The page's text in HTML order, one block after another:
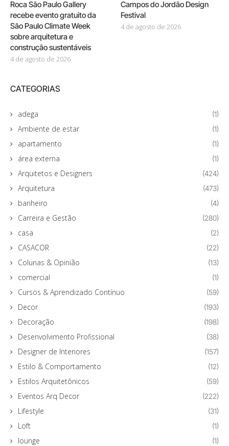
Roca São Paulo Gallery
recebe evento gratuito da
São Paulo Climate Week
sobre arquitetura e
construção sustentáveis
4 de agosto de 2026
Campos do Jordão Design
Festival
4 de agosto de 2026
CATEGORIAS
adega (1)
Ambiente de estar (1)
apartamento (1)
área externa (1)
Arquitetos e Designers (424)
Arquitetura (473)
banheiro (4)
Carreira e Gestão (280)
casa (2)
CASACOR (22)
Colunas & Opinião (13)
comercial (1)
Cursos & Aprendizado Contínuo (59)
Decor (193)
Decoração (198)
Desenvolvimento Profissional (38)
Designer de Interiores (157)
Estilo & Comportamento (12)
Estilos Arquitetônicos (59)
Eventos Arq Decor (222)
Lifestyle (31)
Loft (1)
lounge (1)